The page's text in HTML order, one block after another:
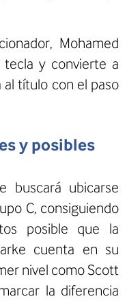
Mohamed
tecla y convierte a
título con el paso
y posibles
buscará ubicarse
C, consiguiendo
posible que la
cuenta en su
nivel como Scott
la diferencia